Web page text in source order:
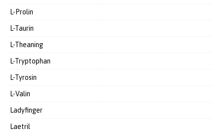
L-Prolin
L-Taurin
L-Theaning
L-Tryptophan
L-Tyrosin
L-Valin
Ladyfinger
Laetril